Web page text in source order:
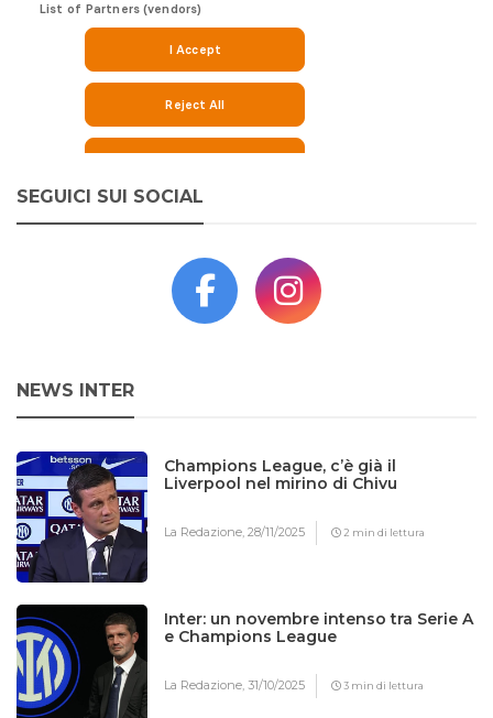
SEGUICI SUI SOCIAL
NEWS INTER
Champions League, c’è già il
Liverpool nel mirino di Chivu
La Redazione,28/11/2025 2 min di lettura
Inter: un novembre intenso tra Serie A
e Champions League
La Redazione,31/10/2025 3 min di lettura